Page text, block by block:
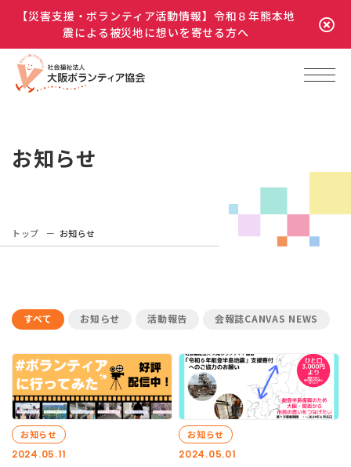
【災害支援・ボランティア活動情報】令和８年熊本地
震による被災地に想いを寄せる方へ
お知らせ
トップ お知らせ
すべて お知らせ 活動報告 会報誌CANVAS NEWS
2024.05.11
お知らせ
2024.05.01
お知らせ